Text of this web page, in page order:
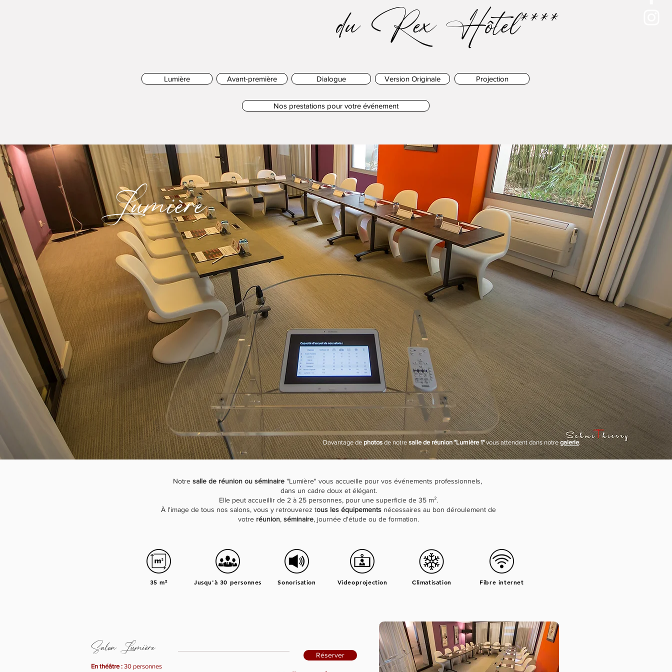
du Rex Hôtel****
Lumière Avant-première Dialogue Version Originale Projection
Nos prestations pour votre événement
Lumière
Davantage dephotosde notresalle de réunion "Lumière 1"vous attendent dans notregalerie.
Notre salle de réunion ou séminaire "Lumière" vous accueille pour vos événements professionnels,
dans un cadre doux et élégant.
Elle peut accueillir de 2 à 25 personnes, pour une superficie de 35 m².
À l'image de tous nos salons, vous y retrouverez tous les équipements nécessaires au bon déroulement de
votre réunion, séminaire, journée d'étude ou de formation.
35 m² Jusqu'à 30 personnes Sonorisation Videoprojection Climatisation Fibre internet
Salon Lumière
En théâtre : 30 personnes
Réserver